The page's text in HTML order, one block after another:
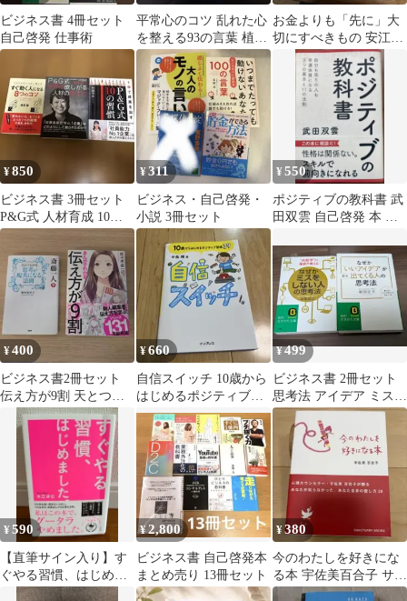
ビジネス書 4冊セット
自己啓発 仕事術
平常心のコツ 乱れた心
を整える93の言葉 植西
聰
お金よりも「先に」大
切にすべきもの 安江一
勢 すばる舎
¥850
ビジネス書 3冊セット
P&G式 人材育成 10の
習慣 すぐ動く人になる
¥311
ビジネス・自己啓発・
小説 3冊セット
¥550
ポジティブの教科書 武
田双雲 自己啓発 本 ビ
¥400
ビジネス書2冊セット
伝え方が9割 天とつな
がる思考が現実になる
法則
¥660
自信スイッチ 10歳から
はじめるポジティブ習
慣39
¥499
ビジネス書 2冊セット
思考法 アイデア ミス防
止 中古本
¥590
【直筆サイン入り】す
ぐやる習慣、はじめま
した。 水江卓也 自己啓
¥2,800
ビジネス書 自己啓発本
まとめ売り 13冊セット
¥380
今のわたしを好きにな
る本 宇佐美百合子 サン
クチュアリ出版 自己